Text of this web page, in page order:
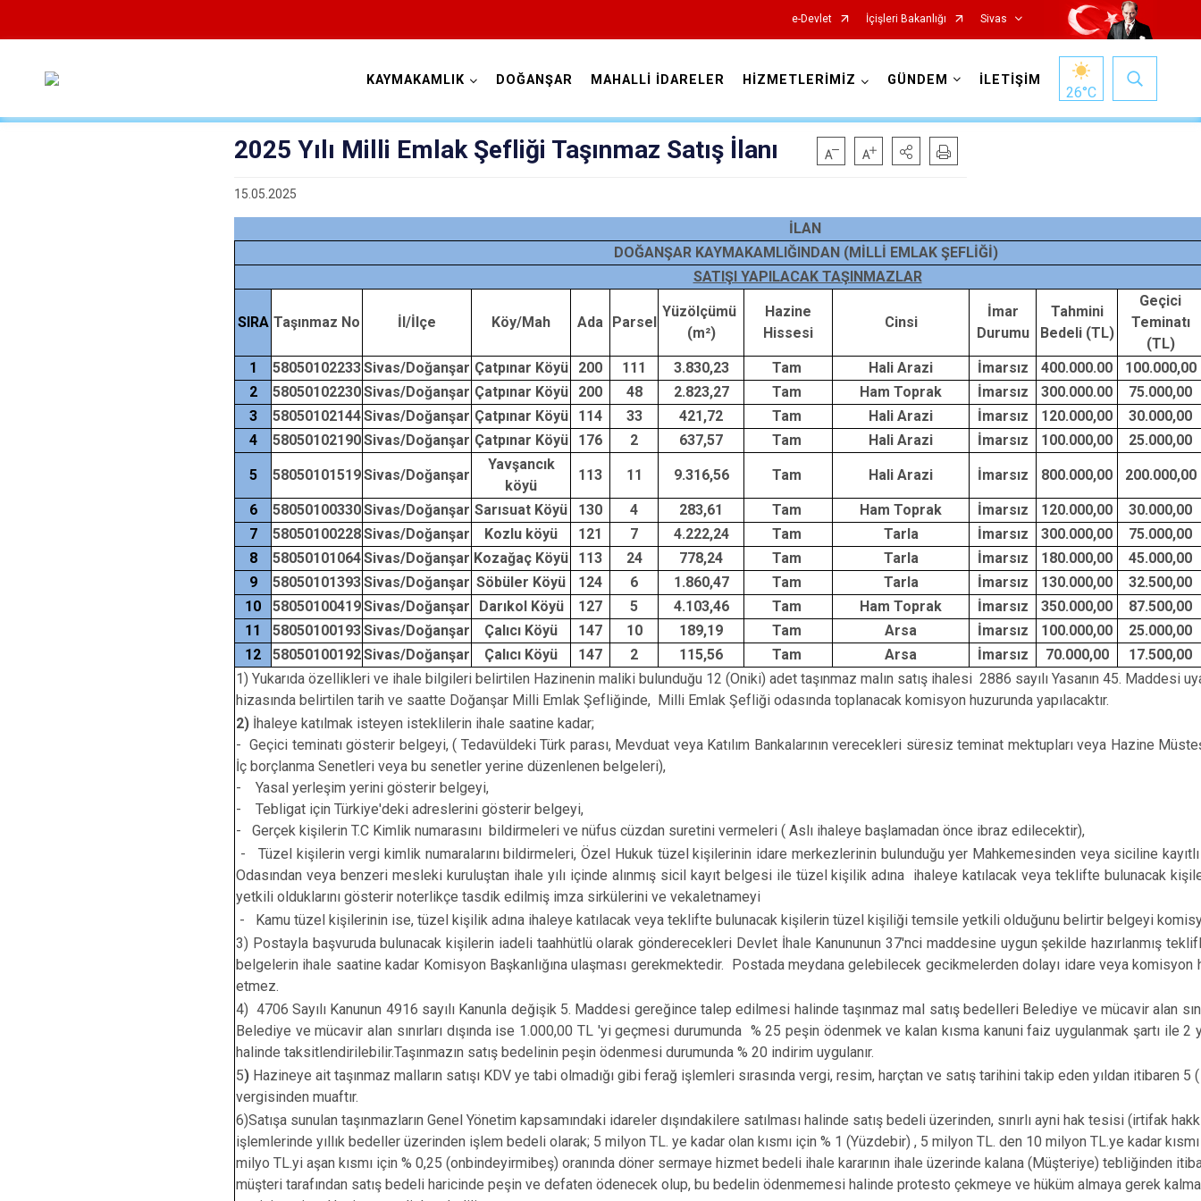
e-Devlet İçişleri Bakanlığı Sivas
Akıncılar
Divriği
Doğanşar
Gemerek
Gölova
Gürün
Hafik
İmranlı
Koyulhisar
Şarkışla
Suşehri
Ulaş
Yıldızeli
Zara
KAYMAKAMLIK DOĞANŞAR MAHALLİ İDARELER HİZMETLERİMİZ GÜNDEM İLETİŞİM
26°C
2025 Yılı Milli Emlak Şefliği Taşınmaz Satış İlanı
15.05.2025
İLAN
DOĞANŞAR KAYMAKAMLIĞINDAN (MİLLİ EMLAK ŞEFLİĞİ)
SATIŞI YAPILACAK TAŞINMAZLAR
SIRA Taşınmaz No İl/İlçe Köy/Mah Ada Parsel
Yüzölçümü
(m²)
Hazine
Hissesi
Cinsi
İmar
Durumu
Tahmini
Bedeli (TL)
Geçici
Teminatı
(TL)
1
58050102233Sivas/Doğanşar Çatpınar Köyü 200 111 3.830,23 Tam Hali Arazi İmarsız 400.000.00
100.000,00
2
58050102230Sivas/Doğanşar Çatpınar Köyü 200 48 2.823,27 Tam Ham Toprak İmarsız 300.000.00
75.000,00
3
58050102144Sivas/Doğanşar Çatpınar Köyü 114 33 421,72 Tam Hali Arazi İmarsız 120.000,00
30.000,00
4
58050102190Sivas/Doğanşar Çatpınar Köyü 176 2 637,57 Tam Hali Arazi İmarsız 100.000,00 25.000,00
5 58050101519Sivas/Doğanşar
Yavşancık
köyü
113 11 9.316,56 Tam Hali Arazi İmarsız 800.000,00 200.000,00
6 58050100330Sivas/Doğanşar Sarısuat Köyü 130 4 283,61 Tam Ham Toprak İmarsız 120.000,00
30.000,00
7
58050100228Sivas/Doğanşar Kozlu köyü 121 7 4.222,24 Tam Tarla İmarsız 300.000,00
75.000,00
8
58050101064Sivas/Doğanşar Kozağaç Köyü 113 24 778,24 Tam Tarla İmarsız 180.000,00
45.000,00
9
58050101393Sivas/Doğanşar Söbüler Köyü 124 6 1.860,47 Tam Tarla İmarsız 130.000,00
32.500,00
10
58050100419Sivas/Doğanşar Darıkol Köyü 127 5 4.103,46 Tam Ham Toprak İmarsız 350.000,00
87.500,00
11
58050100193Sivas/Doğanşar Çalıcı Köyü 147 10 189,19 Tam Arsa İmarsız 100.000,00
25.000,00
12
58050100192Sivas/Doğanşar Çalıcı Köyü 147 2 115,56 Tam Arsa İmarsız 70.000,00
17.500,00
1) Yukarıda özellikleri ve ihale bilgileri belirtilen Hazinenin maliki bulunduğu 12 (Oniki) adet taşınmaz malın satış ihalesi 2886 sayılı Yasanın 45. Maddesi
hizasında belirtilen tarih ve saatte Doğanşar Milli Emlak Şefliğinde, Milli Emlak Şefliği odasında toplanacak komisyon huzurunda yapılacaktır.
2) İhaleye katılmak isteyen isteklilerin ihale saatine kadar;
- Geçici teminatı gösterir belgeyi, ( Tedavüldeki Türk parası, Mevduat veya Katılım Bankalarının verecekleri süresiz teminat mektupları veya Hazine
İç borçlanma Senetleri veya bu senetler yerine düzenlenen belgeleri),
- Yasal yerleşim yerini gösterir belgeyi,
- Tebligat için Türkiye'deki adreslerini gösterir belgeyi,
- Gerçek kişilerin T.C Kimlik numarasını bildirmeleri ve nüfus cüzdan suretini vermeleri ( Aslı ihaleye başlamadan önce ibraz edilecektir),
- Tüzel kişilerin vergi kimlik numaralarını bildirmeleri, Özel Hukuk tüzel kişilerinin idare merkezlerinin bulunduğu yer Mahkemesinden veya siciline
Odasından veya benzeri mesleki kuruluştan ihale yılı içinde alınmış sicil kayıt belgesi ile tüzel kişilik adına ihaleye katılacak veya teklifte bulunacak
yetkili olduklarını gösterir noterlikçe tasdik edilmiş imza sirkülerini ve vekaletnameyi
- Kamu tüzel kişilerinin ise, tüzel kişilik adına ihaleye katılacak veya teklifte bulunacak kişilerin tüzel kişiliği temsile yetkili olduğunu belirtir belgeyi
3) Postayla başvuruda bulunacak kişilerin iadeli taahhütlü olarak gönderecekleri Devlet İhale Kanununun 37'nci maddesine uygun şekilde hazırlanmış
belgelerin ihale saatine kadar Komisyon Başkanlığına ulaşması gerekmektedir. Postada meydana gelebilecek gecikmelerden dolayı idare veya komisyon
etmez.
4) 4706 Sayılı Kanunun 4916 sayılı Kanunla değişik 5. Maddesi gereğince talep edilmesi halinde taşınmaz mal satış bedelleri Belediye ve mücavir alan
Belediye ve mücavir alan sınırları dışında ise 1.000,00 TL 'yi geçmesi durumunda % 25 peşin ödenmek ve kalan kısma kanuni faiz uygulanmak şartı ile 2
halinde taksitlendirilebilir.Taşınmazın satış bedelinin peşin ödenmesi durumunda % 20 indirim uygulanır.
5) Hazineye ait taşınmaz malların satışı KDV ye tabi olmadığı gibi ferağ işlemleri sırasında vergi, resim, harçtan ve satış tarihini takip eden yıldan itibaren 5
vergisinden muaftır.
6)Satışa sunulan taşınmazların Genel Yönetim kapsamındaki idareler dışındakilere satılması halinde satış bedeli üzerinden, sınırlı ayni hak tesisi (irtifak
işlemlerinde yıllık bedeller üzerinden işlem bedeli olarak; 5 milyon TL. ye kadar olan kısmı için % 1 (Yüzdebir) , 5 milyon TL. den 10 milyon TL.ye kadar
milyo TL.yi aşan kısmı için % 0,25 (onbindeyirmibeş) oranında döner sermaye hizmet bedeli ihale kararının ihale üzerinde kalana (Müşteriye) tebliğinden
müşteri tarafından satış bedeli haricinde peşin ve defaten ödenecek olup, bu bedelin ödenmemesi halinde protesto çekmeye ve hüküm almaya gerek